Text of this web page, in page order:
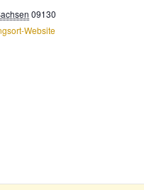
09130
Website